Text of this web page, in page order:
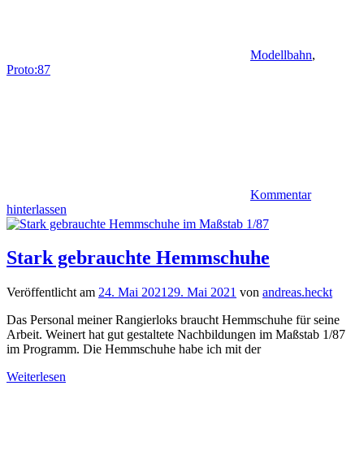
Modellbahn,
Proto:87
Kommentar
hinterlassen
Stark gebrauchte Hemmschuhe
Veröffentlicht am 24. Mai 2021 29. Mai 2021 von andreas.heckt
Das Personal meiner Rangierloks braucht Hemmschuhe für seine
Arbeit. Weinert hat gut gestaltete Nachbildungen im Maßstab 1/87
im Programm. Die Hemmschuhe habe ich mit der
Weiterlesen